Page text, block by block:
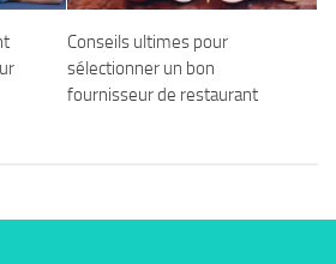
Conseils ultimes pour
sélectionner un bon
fournisseur de restaurant